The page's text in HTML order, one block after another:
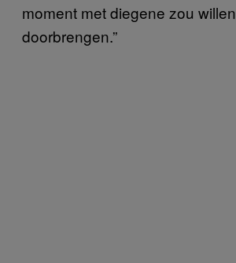
moment met diegene zou willen
doorbrengen.”